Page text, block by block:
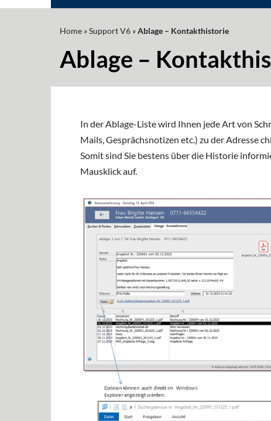
Home »Support V6 »Ablage – Kontakthistorie
Ablage –
In der Ablage-Liste wird Ihnen jede Art von
Mails, Gesprächsnotizen etc.) zu der Adresse
Somit sind Sie bestens über die Historie
Mausklick auf.